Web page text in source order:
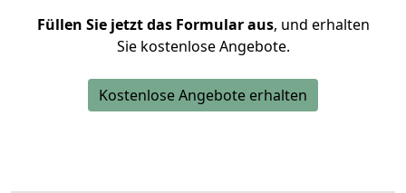
Füllen Sie jetzt das Formular aus, und erhalten
Sie kostenlose Angebote.
Kostenlose Angebote erhalten